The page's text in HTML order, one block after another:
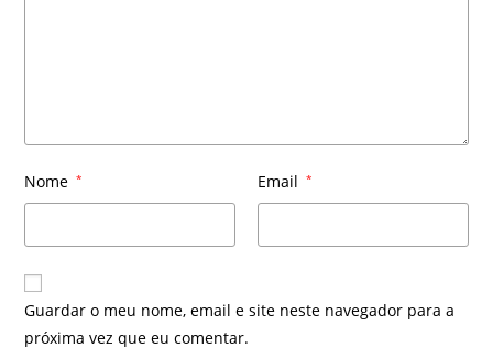
Nome * Email *
Guardar o meu nome, email e site neste navegador para a
próxima vez que eu comentar.